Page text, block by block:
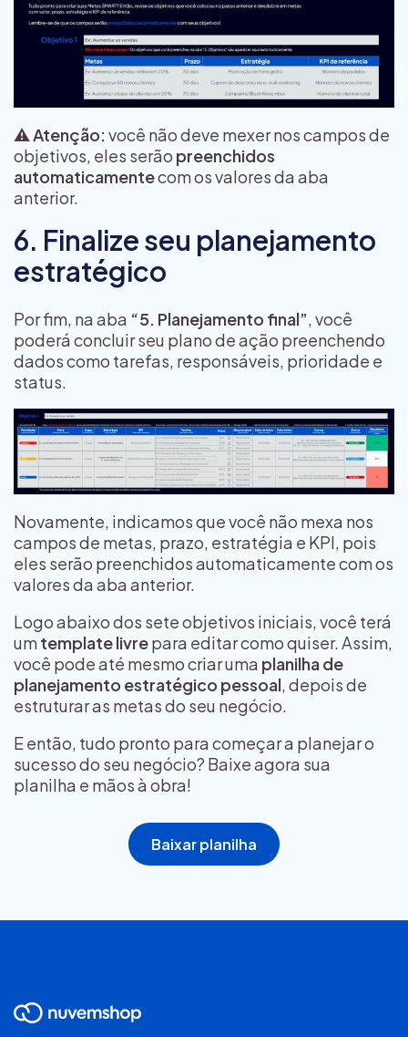
⚠️Atenção: você não deve mexer nos campos de
objetivos, eles serão preenchidos
automaticamentecom os valores da aba
anterior.
6. Finalize seu planejamento
estratégico
Por fim, na aba “5. Planejamento final”, você
poderá concluir seu plano de ação preenchendo
dados como tarefas, responsáveis, prioridade e
status.
Novamente, indicamos que você não mexa nos
campos de metas, prazo, estratégia e KPI, pois
eles serão preenchidos automaticamente com os
valores da aba anterior.
Logo abaixo dos sete objetivos iniciais, você terá
umtemplate livrepara editar como quiser. Assim,
você pode até mesmo criar uma planilha de
planejamento estratégico pessoal, depois de
estruturar as metas do seu negócio.
E então, tudo pronto para começar a planejar o
sucesso do seu negócio? Baixe agora sua
planilha e mãos à obra!
Baixar planilha